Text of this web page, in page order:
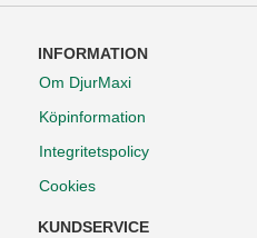
INFORMATION
Om DjurMaxi
Köpinformation
Integritetspolicy
Cookies
KUNDSERVICE